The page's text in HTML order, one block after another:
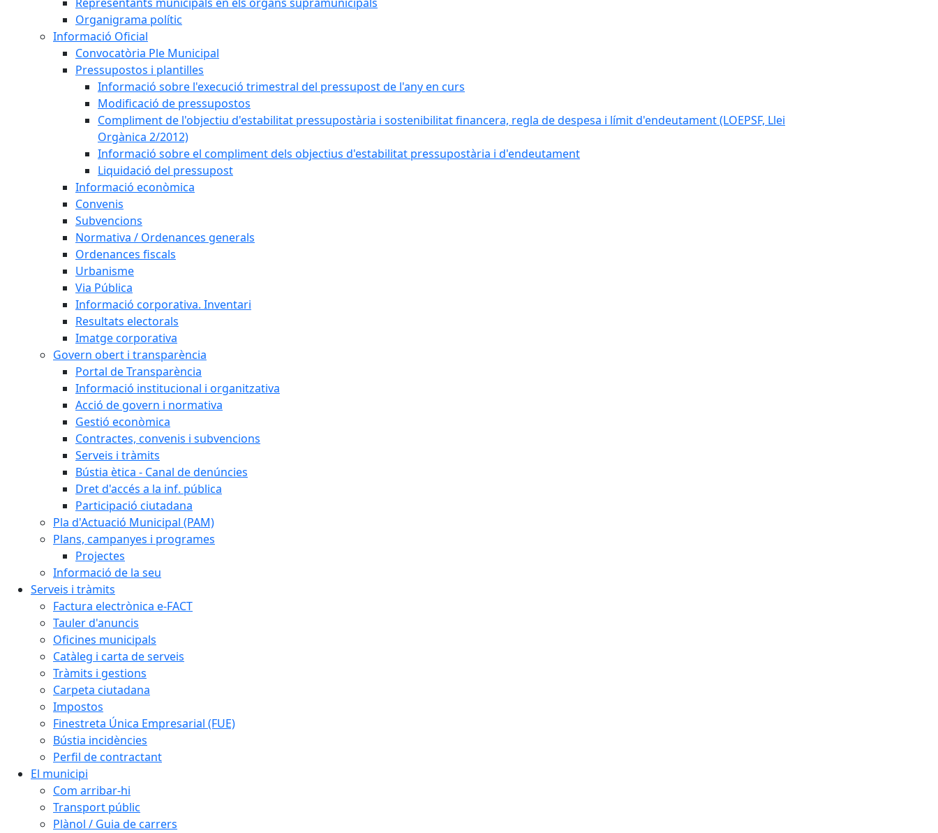
Organigrama polític
Informació Oficial
Convocatòria Ple Municipal
Pressupostos i plantilles
Informació sobre l'execució trimestral del pressupost de l'any en curs
Modificació de pressupostos
Compliment de l'objectiu d'estabilitat pressupostària i sostenibilitat financera, regla de despesa i límit d'endeutament (LOEPSF, Llei
Orgànica 2/2012)
Informació sobre el compliment dels objectius d'estabilitat pressupostària i d'endeutament
Liquidació del pressupost
Informació econòmica
Convenis
Subvencions
Normativa / Ordenances generals
Ordenances fiscals
Urbanisme
Via Pública
Informació corporativa. Inventari
Resultats electorals
Imatge corporativa
Govern obert i transparència
Portal de Transparència
Informació institucional i organitzativa
Acció de govern i normativa
Gestió econòmica
Contractes, convenis i subvencions
Serveis i tràmits
Bústia ètica - Canal de denúncies
Dret d'accés a la inf. pública
Participació ciutadana
Pla d'Actuació Municipal (PAM)
Plans, campanyes i programes
Projectes
Informació de la seu
Serveis i tràmits
Factura electrònica e-FACT
Tauler d'anuncis
Oficines municipals
Catàleg i carta de serveis
Tràmits i gestions
Carpeta ciutadana
Impostos
Finestreta Única Empresarial (FUE)
Bústia incidències
Perfil de contractant
El municipi
Com arribar-hi
Transport públic
Plànol / Guia de carrers